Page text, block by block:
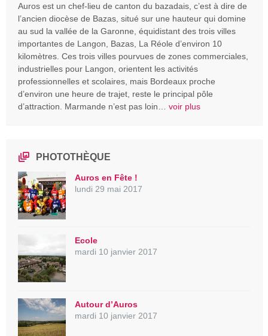
Auros est un chef-lieu de canton du bazadais, c’est à dire de
l’ancien diocèse de Bazas, situé sur une hauteur qui domine
au sud la vallée de la Garonne, équidistant des trois villes
importantes de Langon, Bazas, La Réole d’environ 10
kilomètres. Ces trois villes pourvues de zones commerciales,
industrielles pour Langon, orientent les activités
professionnelles et scolaires, mais Bordeaux proche
d’environ une heure de trajet, reste le principal pôle
d’attraction. Marmande n’est pas loin… voir plus
PHOTOTHÈQUE
Auros en Fête !
lundi 29 mai 2017
Ecole
mardi 10 janvier 2017
Autour d’Auros
mardi 10 janvier 2017